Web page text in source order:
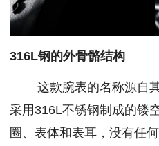
316L钢的外骨骼结构
这款腕表的名称源自其
采用316L不锈钢制成的镂
圈、表体和表耳，没有任